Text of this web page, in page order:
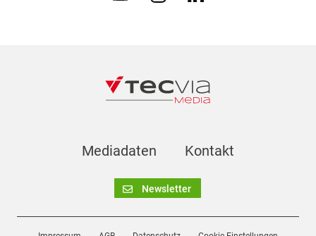
Mediadaten Kontakt
Newsletter